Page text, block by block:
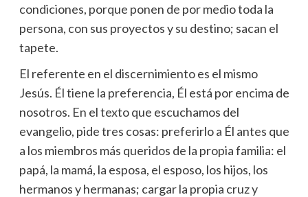
condiciones, porque ponen de por medio toda la
persona, con sus proyectos y su destino; sacan el
tapete.
El referente en el discernimiento es el mismo
Jesús. Él tiene la preferencia, Él está por encima de
nosotros. En el texto que escuchamos del
evangelio, pide tres cosas: preferirlo a Él antes que
a los miembros más queridos de la propia familia: el
papá, la mamá, la esposa, el esposo, los hijos, los
hermanos y hermanas; cargar la propia cruz y